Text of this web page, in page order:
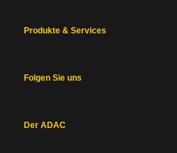
Produkte & Services
Folgen Sie uns
Der ADAC